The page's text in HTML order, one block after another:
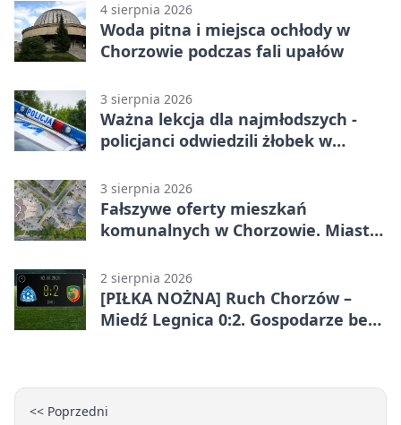
4 sierpnia 2026
Woda pitna i miejsca ochłody w
Chorzowie podczas fali upałów
3 sierpnia 2026
Ważna lekcja dla najmłodszych -
policjanci odwiedzili żłobek w
3 sierpnia 2026
Fałszywe oferty mieszkań
komunalnych w Chorzowie. Miasto
2 sierpnia 2026
[PIŁKA NOŻNA] Ruch Chorzów –
Miedź Legnica 0:2. Gospodarze bez
<< Poprzedni